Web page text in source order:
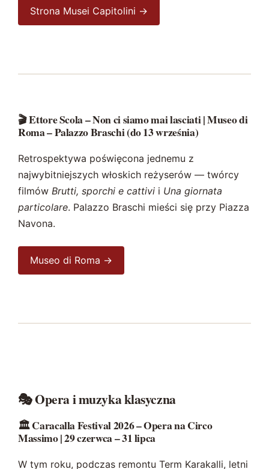
Strona Musei Capitolini →
🎬 Ettore Scola – Non ci siamo mai lasciati | Museo di
Roma – Palazzo Braschi (do 13 września)
Retrospektywa poświęcona jednemu z
najwybitniejszych włoskich reżyserów — twórcy
filmów Brutti, sporchi e cattivi i Una giornata
particolare. Palazzo Braschi mieści się przy Piazza
Navona.
Museo di Roma →
🎭 Opera i muzyka klasyczna
🏛️ Caracalla Festival 2026 – Opera na Circo
Massimo | 29 czerwca – 31 lipca
W tym roku, podczas remontu Term Karakalli, letni